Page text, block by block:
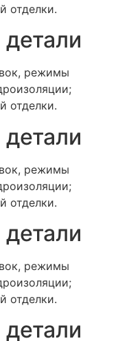
отделки.
режимы
отделки.
режимы
отделки.
режимы
отделки.